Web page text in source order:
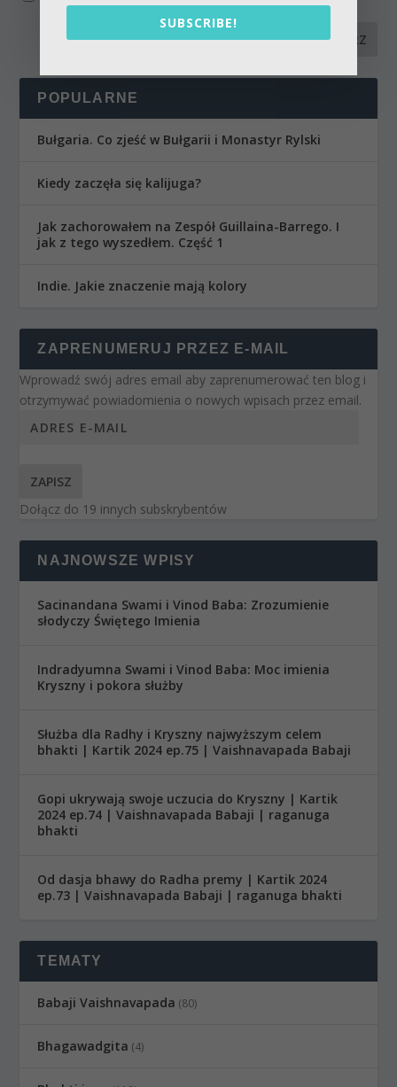
POPULARNE
Bułgaria. Co zjeść w Bułgarii i Monastyr Rylski
Kiedy zaczęła się kalijuga?
Jak zachorowałem na Zespół Guillaina-Barrego. I
jak z tego wyszedłem. Część 1
Indie. Jakie znaczenie mają kolory
ZAPRENUMERUJ PRZEZ E-MAIL
Wprowadź swój adres email aby zaprenumerować ten blog i
otrzymywać powiadomienia o nowych wpisach przez email.
ZAPISZ
Dołącz do 19 innych subskrybentów
NAJNOWSZE WPISY
Sacinandana Swami i Vinod Baba: Zrozumienie
słodyczy Świętego Imienia
Indradyumna Swami i Vinod Baba: Moc imienia
Kryszny i pokora służby
Służba dla Radhy i Kryszny najwyższym celem
bhakti | Kartik 2024 ep.75 | Vaishnavapada Babaji
Gopi ukrywają swoje uczucia do Kryszny | Kartik
2024 ep.74 | Vaishnavapada Babaji | raganuga
bhakti
Od dasja bhawy do Radha premy | Kartik 2024
ep.73 | Vaishnavapada Babaji | raganuga bhakti
TEMATY
Babaji Vaishnavapada (80)
Bhagawadgita (4)
SUBSCRIBE!